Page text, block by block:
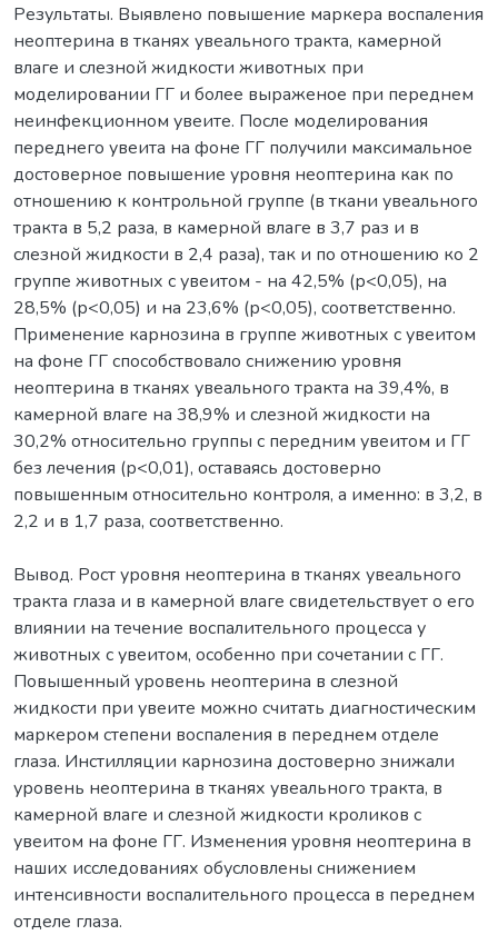
Результаты. Выявлено повышение маркера воспаления
неоптерина в тканях увеального тракта, камерной
влаге и слезной жидкости животных при
моделировании ГГ и более выраженое при переднем
неинфекционном увеите. После моделирования
переднего увеита на фоне ГГ получили максимальное
достоверное повышение уровня неоптерина как по
отношению к контрольной группе (в ткани увеального
тракта в 5,2 раза, в камерной влаге в 3,7 раз и в
слезной жидкости в 2,4 раза), так и по отношению ко 2
группе животных с увеитом - на 42,5% (р<0,05), на
28,5% (р<0,05) и на 23,6% (р<0,05), соответственно.
Применение карнозина в группе животных с увеитом
на фоне ГГ способствовало снижению уровня
неоптерина в тканях увеального тракта на 39,4%, в
камерной влаге на 38,9% и слезной жидкости на
30,2% относительно группы с передним увеитом и ГГ
без лечения (р<0,01), оставаясь достоверно
повышенным относительно контроля, а именно: в 3,2, в
2,2 и в 1,7 раза, соответственно.
Вывод. Рост уровня неоптерина в тканях увеального
тракта глаза и в камерной влаге свидетельствует о его
влиянии на течение воспалительного процесса у
животных с увеитом, особенно при сочетании с ГГ.
Повышенный уровень неоптерина в слезной
жидкости при увеите можно считать диагностическим
маркером степени воспаления в переднем отделе
глаза. Инстилляции карнозина достоверно знижали
уровень неоптерина в тканях увеального тракта, в
камерной влаге и слезной жидкости кроликов с
увеитом на фоне ГГ. Изменения уровня неоптерина в
наших исследованиях обусловлены снижением
интенсивности воспалительного процесса в переднем
отделе глаза.